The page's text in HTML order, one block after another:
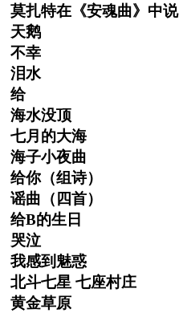
莫扎特在《安魂曲》中说
天鹅
不幸
泪水
给
海水没顶
七月的大海
海子小夜曲
给你（组诗）
谣曲（四首）
给B的生日
哭泣
我感到魅惑
北斗七星 七座村庄
黄金草原